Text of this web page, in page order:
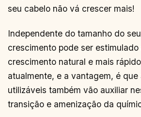
seu cabelo não vá crescer mais!
Independente do tamanho do
crescimento pode ser estimulado
crescimento natural e mais
atualmente, e a vantagem, é que
utilizáveis também vão auxiliar
transição e amenização da